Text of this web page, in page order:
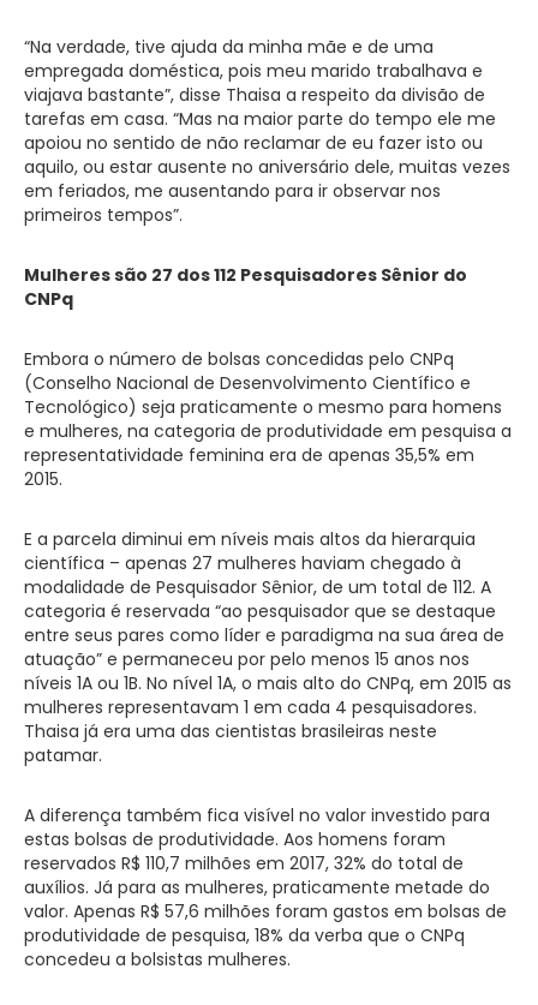
“Na verdade, tive ajuda da minha mãe e de uma
empregada doméstica, pois meu marido trabalhava e
viajava bastante”, disse Thaisa a respeito da divisão de
tarefas em casa. “Mas na maior parte do tempo ele me
apoiou no sentido de não reclamar de eu fazer isto ou
aquilo, ou estar ausente no aniversário dele, muitas vezes
em feriados, me ausentando para ir observar nos
primeiros tempos”.
Mulheres são 27 dos 112 Pesquisadores Sênior do
CNPq
Embora o número de bolsas concedidas pelo CNPq
(Conselho Nacional de Desenvolvimento Científico e
Tecnológico) seja praticamente o mesmo para homens
e mulheres, na categoria de produtividade em pesquisa a
representatividade feminina era de apenas 35,5% em
2015.
E a parcela diminui em níveis mais altos da hierarquia
científica – apenas 27 mulheres haviam chegado à
modalidade de Pesquisador Sênior, de um total de 112. A
categoria é reservada “ao pesquisador que se destaque
entre seus pares como líder e paradigma na sua área de
atuação” e permaneceu por pelo menos 15 anos nos
níveis 1A ou 1B. No nível 1A, o mais alto do CNPq, em 2015 as
mulheres representavam 1 em cada 4 pesquisadores.
Thaisa já era uma das cientistas brasileiras neste
patamar.
A diferença também fica visível no valor investido para
estas bolsas de produtividade. Aos homens foram
reservados R$ 110,7 milhões em 2017, 32% do total de
auxílios. Já para as mulheres, praticamente metade do
valor. Apenas R$ 57,6 milhões foram gastos em bolsas de
produtividade de pesquisa, 18% da verba que o CNPq
concedeu a bolsistas mulheres.